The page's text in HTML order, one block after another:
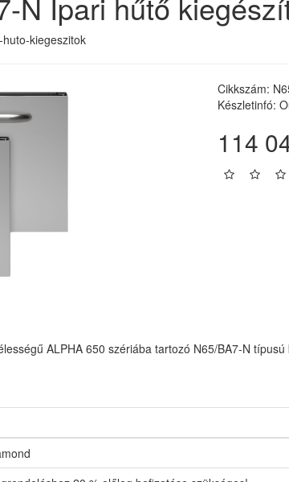
kiegeszitok
Cikkszám:
Készletinfó:
114
ALPHA 650 szériába tartozó N65/BA7-N